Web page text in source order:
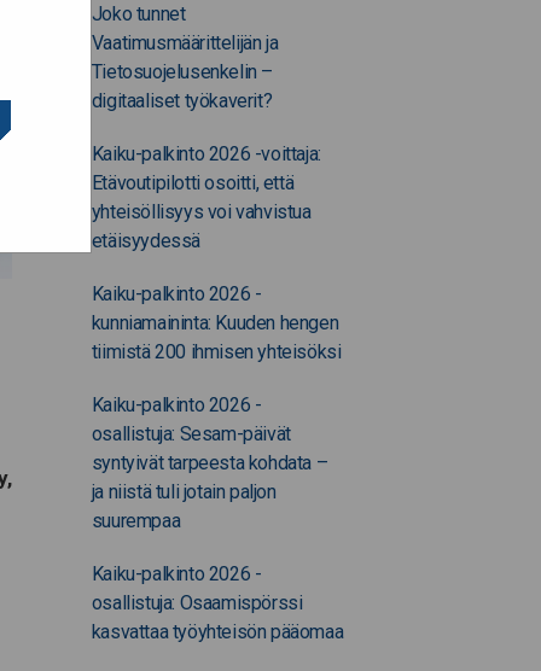
Joko tunnet
Vaatimusmäärittelijän ja
Tietosuojelusenkelin –
digitaaliset työkaverit?
Kaiku-palkinto 2026 -voittaja:
Etävoutipilotti osoitti, että
yhteisöllisyys voi vahvistua
etäisyydessä
Kaiku-palkinto 2026 -
kunniamaininta: Kuuden hengen
tiimistä 200 ihmisen yhteisöksi
Kaiku-palkinto 2026 -
osallistuja: Sesam-päivät
syntyivät tarpeesta kohdata –
ja niistä tuli jotain paljon
suurempaa
Kaiku-palkinto 2026 -
osallistuja: Osaamispörssi
kasvattaa työyhteisön pääomaa